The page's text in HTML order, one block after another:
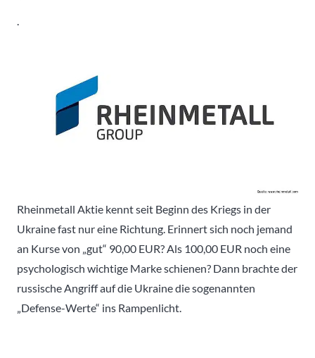
.
Rheinmetall Aktie kennt seit Beginn des Kriegs in der
Ukraine fast nur eine Richtung. Erinnert sich noch jemand
an Kurse von „gut“ 90,00 EUR? Als 100,00 EUR noch eine
psychologisch wichtige Marke schienen? Dann brachte der
russische Angriff auf die Ukraine die sogenannten
„Defense-Werte“ ins Rampenlicht.